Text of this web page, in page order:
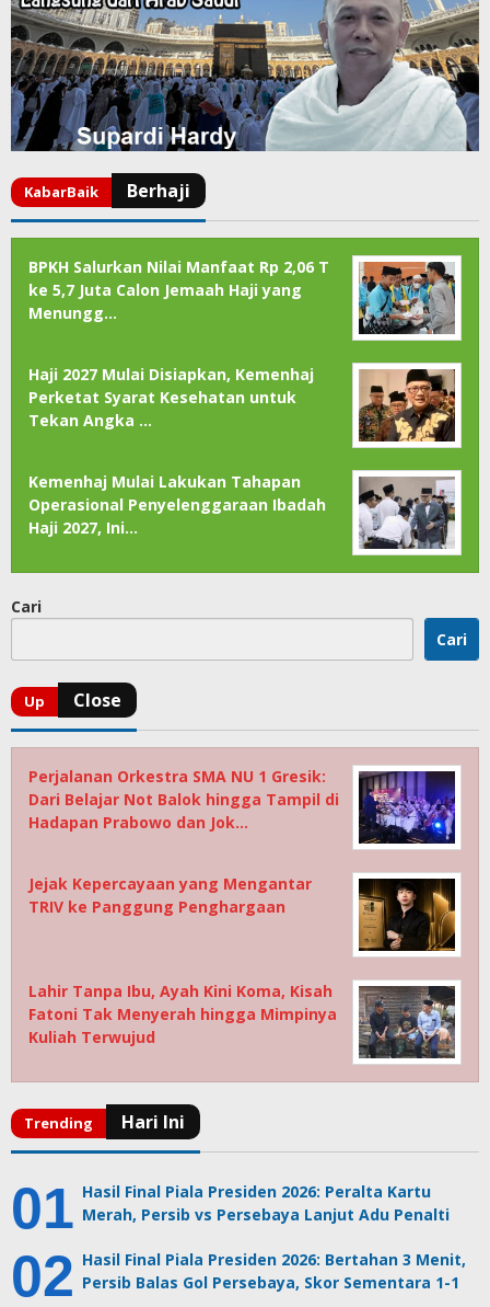
BPKH Salurkan Nilai Manfaat Rp 2,06 T
ke 5,7 Juta Calon Jemaah Haji yang
Menungg…
Haji 2027 Mulai Disiapkan, Kemenhaj
Perketat Syarat Kesehatan untuk
Tekan Angka …
Kemenhaj Mulai Lakukan Tahapan
Operasional Penyelenggaraan Ibadah
Haji 2027, Ini…
Cari
Cari
Perjalanan Orkestra SMA NU 1 Gresik:
Dari Belajar Not Balok hingga Tampil di
Hadapan Prabowo dan Jok…
Jejak Kepercayaan yang Mengantar
TRIV ke Panggung Penghargaan
Lahir Tanpa Ibu, Ayah Kini Koma, Kisah
Fatoni Tak Menyerah hingga Mimpinya
Kuliah Terwujud
Hasil Final Piala Presiden 2026: Peralta Kartu
Merah, Persib vs Persebaya Lanjut Adu Penalti
Hasil Final Piala Presiden 2026: Bertahan 3 Menit,
Persib Balas Gol Persebaya, Skor Sementara 1-1